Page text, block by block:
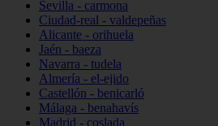
Sevilla - carmona
Ciudad-real - valdepeñas
Alicante - orihuela
Jaén - baeza
Navarra - tudela
Almería - el-ejido
Castellón - benicarló
Málaga - benahavís
Madrid - coslada